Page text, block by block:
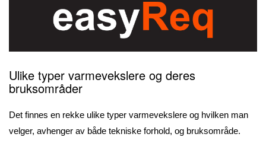
Ulike typer varmevekslere og deres
bruksområder
Det finnes en rekke ulike typer varmevekslere og hvilken man
velger, avhenger av både tekniske forhold, og bruksområde.